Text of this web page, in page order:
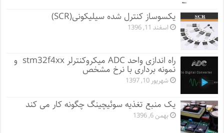
یکسوساز کنترل شده سیلیکونی(SCR)
اسفند 11, 1396
راه اندازی واحد ADC میکروکنترلر stm32f4xx و
نمونه برداری با نرخ مشخص
شهریور 10, 1397
یک منبع تغذیه سوئیچینگ چگونه کار می کند
بهمن 6, 1396